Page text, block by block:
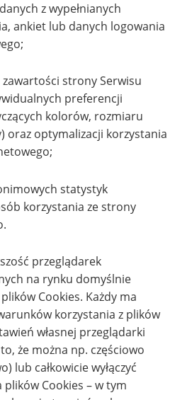
z wypełnianych
ankiet lub danych logowania
strony Serwisu
preferencji
kolorów, rozmiaru
oraz optymalizacji korzystania
statystyk
korzystania ze strony
przeglądarek
na rynku domyślnie
Cookies. Każdy ma
korzystania z plików
własnej przeglądarki
że można np. częściowo
lub całkowicie wyłączyć
Cookies – w tym